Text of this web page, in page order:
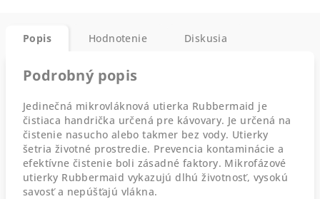
Popis Hodnotenie Diskusia
Podrobný popis
Jedinečná mikrovláknová utierka Rubbermaid je
čistiaca handrička určená pre kávovary. Je určená na
čistenie nasucho alebo takmer bez vody. Utierky
šetria životné prostredie. Prevencia kontaminácie a
efektívne čistenie boli zásadné faktory. Mikrofázové
utierky Rubbermaid vykazujú dlhú životnosť, vysokú
savosť a nepúšťajú vlákna.